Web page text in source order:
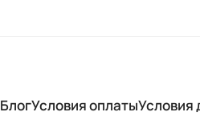
БлогУсловия оплатыУсловия